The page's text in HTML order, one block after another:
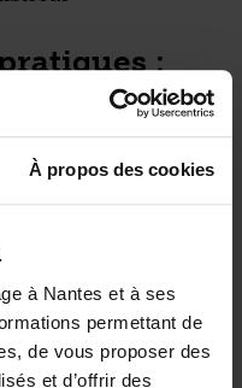
À propos des cookies
à Nantes et à ses
permettant de
de vous proposer des
et d’offrir des
:
/ 22 € / 38 €
: 8,50 € / 22 €
pour les personnes à